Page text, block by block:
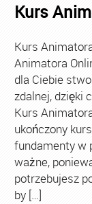
Kurs
Kurs
Animatora
dla Ciebie
zdalnej, dzięki
Kurs
ukończony
fundamenty w
ważne,
potrzebujesz
by […]